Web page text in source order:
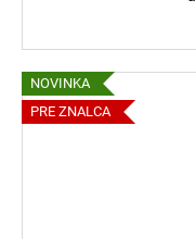
NOVINKA
PRE ZNALCA